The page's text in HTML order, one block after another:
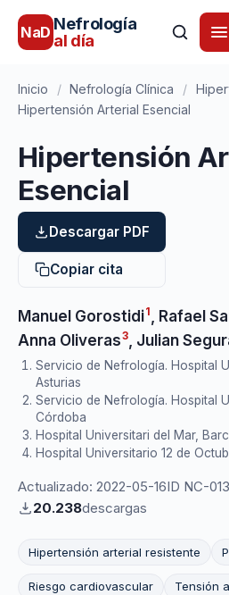
NaD Nefrología
al día
Inicio / Nefrología Clínica /
Hipertensión Arterial Esencial
Hipertensión
Esencial
Descargar PDF
Copiar cita
Manuel Gorostidi1 Rafael
Anna Oliveras3 Julian
Servicio de Nefrología. Hospital
Asturias
Servicio de Nefrología. Hospital
Córdoba
Hospital Universitari del Mar,
Hospital Universitario 12 de
Actualizado: 2022-05-16ID NC-013
20.238descargas
Hipertensión arterial resistente
Riesgo cardiovascular Tensión